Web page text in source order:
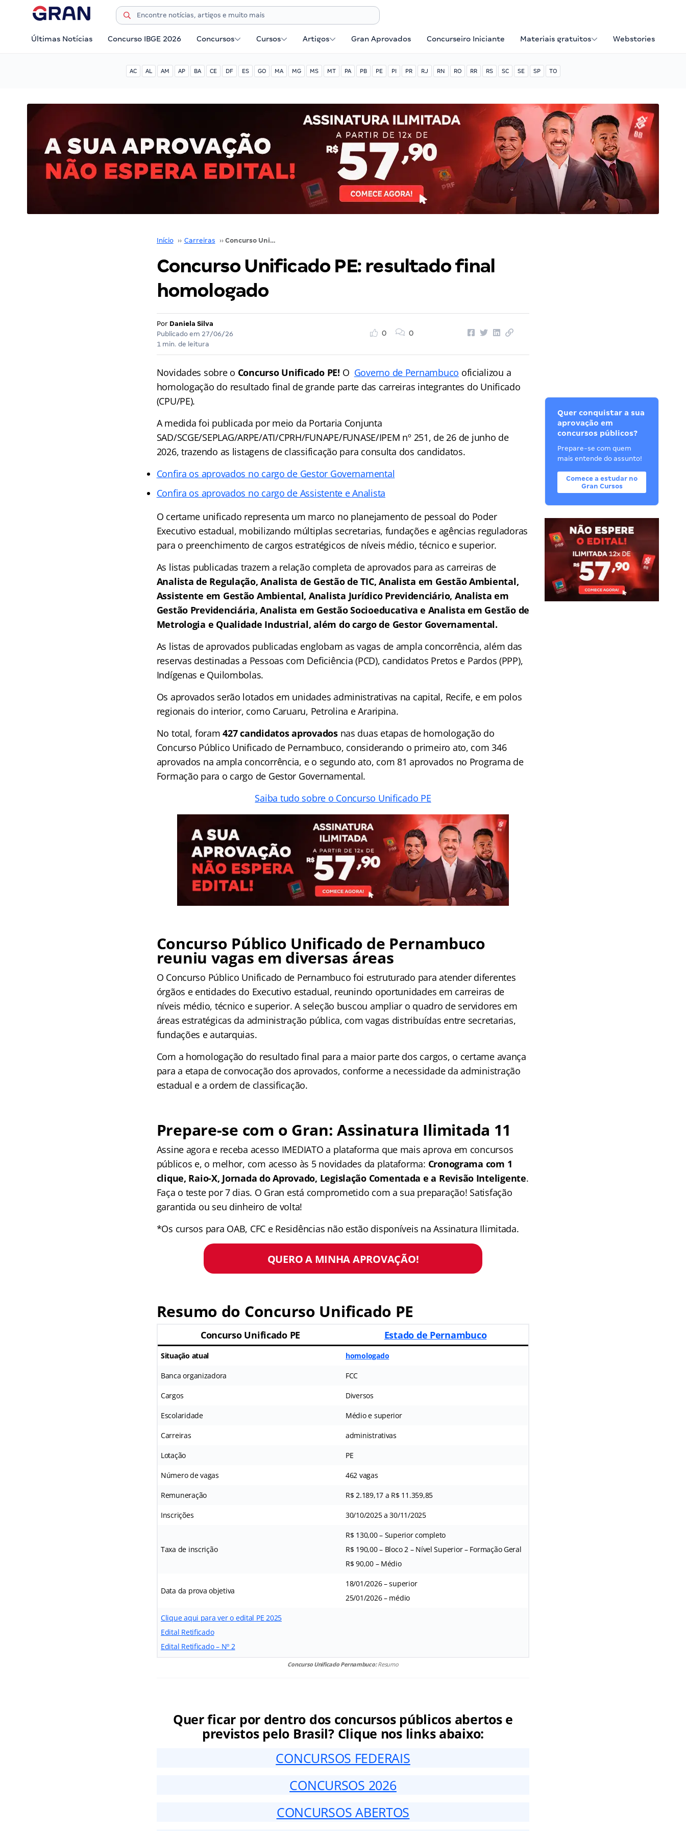
Últimas Notícias Concurso IBGE 2026 Concursos Cursos Artigos Gran Aprovados Concurseiro Iniciante Materiais gratuitos Webstories
AC AL AM AP BA CE DF ES GO MA MG MS MT PA PB PE PI PR RJ RN RO RR RS SC SE SP TO
Início ›› Carreiras ›› Concurso Unificado PE: resultado final homologado
Concurso Unificado PE: resultado final
homologado
Por Daniela Silva
Publicado em 27/06/26
1 min. de leitura
0 0
Novidades sobre o Concurso Unificado PE! O Governo de Pernambuco oficializou a
homologação do resultado final de grande parte das carreiras integrantes do Unificado
(CPU/PE).
A medida foi publicada por meio da Portaria Conjunta
SAD/SCGE/SEPLAG/ARPE/ATI/CPRH/FUNAPE/FUNASE/IPEM nº 251, de 26 de junho de
2026, trazendo as listagens de classificação para consulta dos candidatos.
Confira os aprovados no cargo de Gestor Governamental
Confira os aprovados no cargo de Assistente e Analista
O certame unificado representa um marco no planejamento de pessoal do Poder
Executivo estadual, mobilizando múltiplas secretarias, fundações e agências reguladoras
para o preenchimento de cargos estratégicos de níveis médio, técnico e superior.
As listas publicadas trazem a relação completa de aprovados para as carreiras de
Analista de Regulação, Analista de Gestão de TIC, Analista em Gestão Ambiental,
Assistente em Gestão Ambiental, Analista Jurídico Previdenciário, Analista em
Gestão Previdenciária, Analista em Gestão Socioeducativa e Analista em Gestão de
Metrologia e Qualidade Industrial, além do cargo de Gestor Governamental.
As listas de aprovados publicadas englobam as vagas de ampla concorrência, além das
reservas destinadas a Pessoas com Deficiência (PCD), candidatos Pretos e Pardos (PPP),
Indígenas e Quilombolas.
Os aprovados serão lotados em unidades administrativas na capital, Recife, e em polos
regionais do interior, como Caruaru, Petrolina e Araripina.
No total, foram427 candidatos aprovadosnas duas etapas de homologação do
Concurso Público Unificado de Pernambuco, considerando o primeiro ato, com 346
aprovados na ampla concorrência, e o segundo ato, com 81 aprovados no Programa de
Formação para o cargo de Gestor Governamental.
Saiba tudo sobre o Concurso Unificado PE
Concurso Público Unificado de Pernambuco
reuniu vagas em diversas áreas
O Concurso Público Unificado de Pernambuco foi estruturado para atender diferentes
órgãos e entidades do Executivo estadual, reunindo oportunidades em carreiras de
níveis médio, técnico e superior. A seleção buscou ampliar o quadro de servidores em
áreas estratégicas da administração pública, com vagas distribuídas entre secretarias,
fundações e autarquias.
Com a homologação do resultado final para a maior parte dos cargos, o certame avança
para a etapa de convocação dos aprovados, conforme a necessidade da administração
estadual e a ordem de classificação.
Prepare-se com o Gran: Assinatura Ilimitada 11
Assine agora e receba acesso IMEDIATO a plataforma que mais aprova em concursos
públicos e, o melhor, com acesso às 5 novidades da plataforma: Cronograma com 1
clique, Raio-X, Jornada do Aprovado, Legislação Comentada e a Revisão Inteligente.
Faça o teste por 7 dias. O Gran está comprometido com a sua preparação! Satisfação
garantida ou seu dinheiro de volta!
*Os cursos para OAB, CFC e Residências não estão disponíveis na Assinatura Ilimitada.
QUERO A MINHA APROVAÇÃO!
Resumo do Concurso Unificado PE
Concurso Unificado PE Estado de Pernambuco
Situação atual homologado
Banca organizadora FCC
Cargos Diversos
Escolaridade Médio e superior
Carreiras administrativas
Lotação PE
Número de vagas 462 vagas
Remuneração R$ 2.189,17 a R$ 11.359,85
Inscrições 30/10/2025 a 30/11/2025
Taxa de inscrição
R$ 130,00 – Superior completo
R$ 190,00 – Bloco 2 – Nível Superior – Formação Geral
R$ 90,00 – Médio
Data da prova objetiva
18/01/2026 – superior
25/01/2026 – médio
Clique aqui para ver o edital PE 2025
Edital Retificado
Edital Retificado – Nº 2
Concurso Unificado Pernambuco:Resumo
Quer ficar por dentro dos concursos públicos abertos e
previstos pelo Brasil? Clique nos links abaixo:
CONCURSOS FEDERAIS
CONCURSOS 2026
CONCURSOS ABERTOS
Quer conquistar a sua
aprovação em
concursos públicos?
Prepare-se com quem
mais entende do assunto!
Comece a estudar no
Gran Cursos